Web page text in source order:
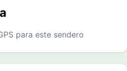
para este sendero